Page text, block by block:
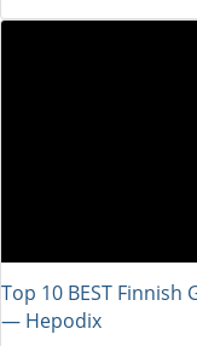
Top 10 BEST Finnish
― Hepodix